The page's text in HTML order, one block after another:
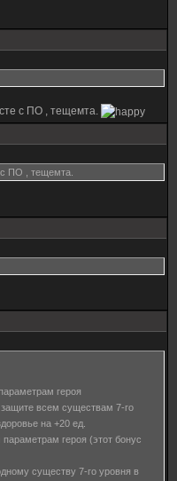
с ПО , тещемта.
ПО , тещемта.
героя
всем существам 7-го
на +20 ед.
героя (этот бонус
существу 7-го уровня в